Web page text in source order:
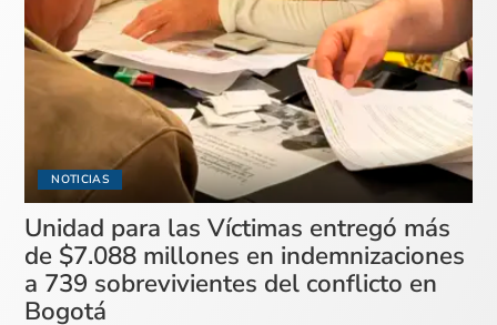
NOTICIAS
Unidad para las Víctimas entregó más
de $7.088 millones en indemnizaciones
a 739 sobrevivientes del conflicto en
Bogotá